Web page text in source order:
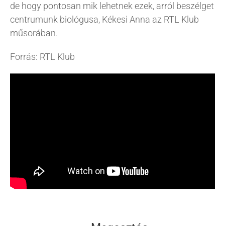
de hogy pontosan mik lehetnek ezek, arról beszélget
centrumunk biológusa, Kékesi Anna az RTL Klub
műsorában.
Forrás: RTL Klub